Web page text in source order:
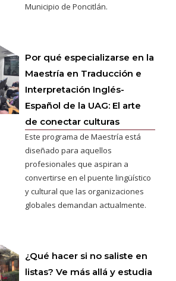
Municipio de Poncitlán.
Por qué especializarse en la
Maestría en Traducción e
Interpretación Inglés-
Español de la UAG: El arte
de conectar culturas
Este programa de Maestría está
diseñado para aquellos
profesionales que aspiran a
convertirse en el puente lingüístico
y cultural que las organizaciones
globales demandan actualmente.
¿Qué hacer si no saliste en
listas? Ve más allá y estudia